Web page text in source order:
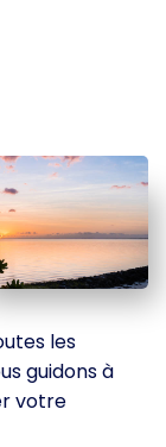
les
guidons à
votre